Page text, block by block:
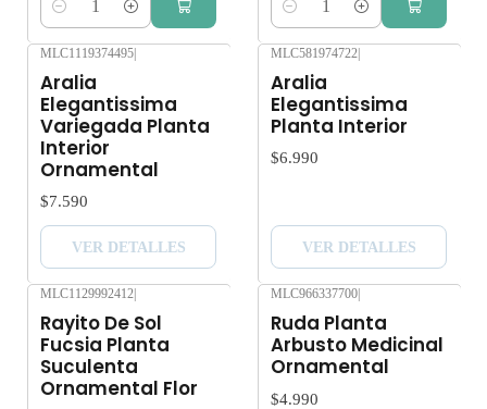
Cantidad Cantidad
MLC1119374495|
Aralia
Elegantissima
Variegada Planta
Interior
Ornamental
$7.590
VER DETALLES
MLC581974722|
Aralia
Elegantissima
Planta Interior
$6.990
VER DETALLES
MLC1129992412
Rayito De Sol
Fucsia Planta
Suculenta
Ornamental Flor
MLC966337700
Ruda Planta
Arbusto Medicinal
Ornamental
$4.990